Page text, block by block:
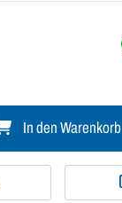
In den Warenkorb